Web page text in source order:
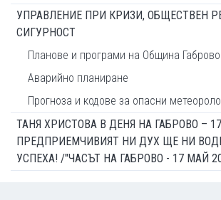
УПРАВЛЕНИЕ ПРИ КРИЗИ, ОБЩЕСТВЕН
СИГУРНОСТ
Планове и програми на Община Габрово
Аварийно планиране
Прогноза и кодове за опасни
ТАНЯ ХРИСТОВА В ДЕНЯ НА ГАБРОВО –
ПРЕДПРИЕМЧИВИЯТ НИ ДУХ ЩЕ НИ
УСПЕХА! /"ЧАСЪТ НА ГАБРОВО - 17 МАЙ